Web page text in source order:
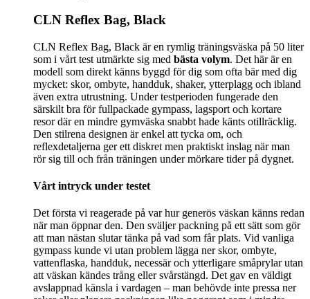
CLN Reflex Bag, Black
CLN Reflex Bag, Black är en rymlig träningsväska på 50 liter
som i vårt test utmärkte sig med bästa volym. Det här är en
modell som direkt känns byggd för dig som ofta bär med dig
mycket: skor, ombyte, handduk, shaker, ytterplagg och ibland
även extra utrustning. Under testperioden fungerade den
särskilt bra för fullpackade gympass, lagsport och kortare
resor där en mindre gymväska snabbt hade känts otillräcklig.
Den stilrena designen är enkel att tycka om, och
reflexdetaljerna ger ett diskret men praktiskt inslag när man
rör sig till och från träningen under mörkare tider på dygnet.
Vårt intryck under testet
Det första vi reagerade på var hur generös väskan känns redan
när man öppnar den. Den sväljer packning på ett sätt som gör
att man nästan slutar tänka på vad som får plats. Vid vanliga
gympass kunde vi utan problem lägga ner skor, ombyte,
vattenflaska, handduk, necessär och ytterligare småprylar utan
att väskan kändes trång eller svårstängd. Det gav en väldigt
avslappnad känsla i vardagen – man behövde inte pressa ner